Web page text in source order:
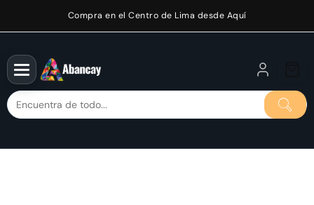
Compra en el Centro de Lima desde Aquí